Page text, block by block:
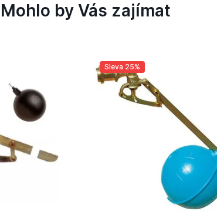
Mohlo by Vás zajímat
Sleva 25%